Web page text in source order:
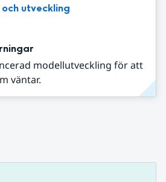
utveckling
modellutveckling för att
väntar.